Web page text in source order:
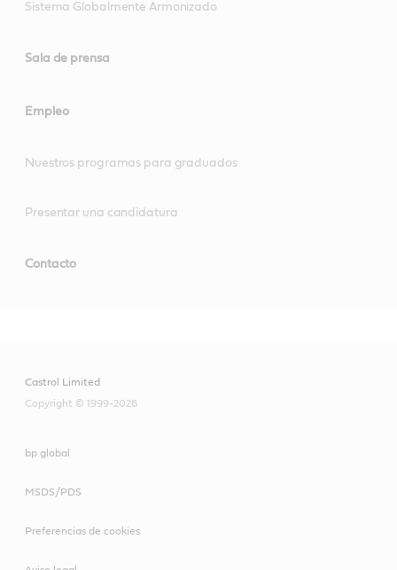
Sistema Globalmente Armonizado
Sala de prensa
Empleo
Nuestros programas para graduados
Presentar una candidatura
Contacto
Castrol Limited
Copyright © 1999-2026
bp global
MSDS/PDS
Preferencias de cookies